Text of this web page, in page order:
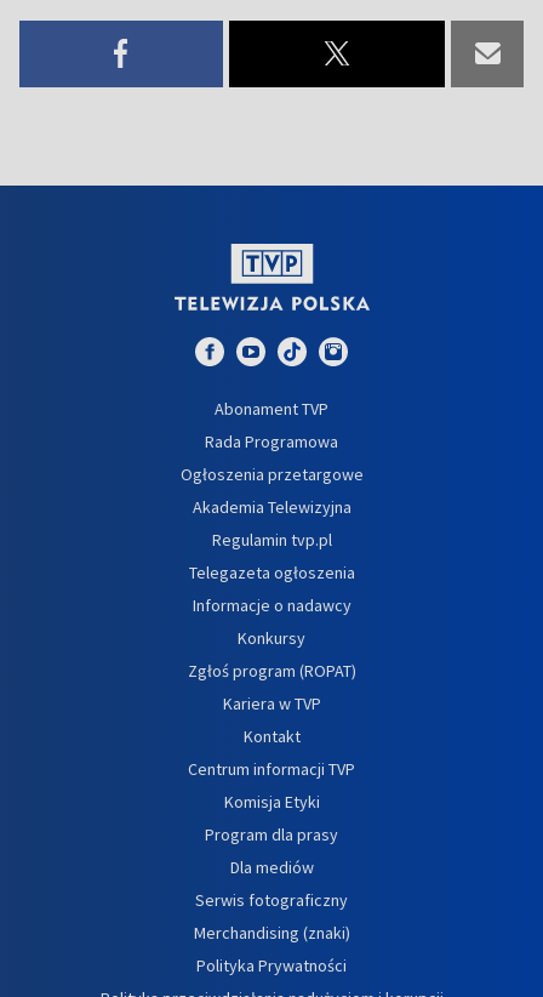
Abonament TVP
Rada Programowa
Ogłoszenia przetargowe
Akademia Telewizyjna
Regulamin tvp.pl
Telegazeta ogłoszenia
Informacje o nadawcy
Konkursy
Zgłoś program (ROPAT)
Kariera w TVP
Kontakt
Centrum informacji TVP
Komisja Etyki
Program dla prasy
Dla mediów
Serwis fotograficzny
Merchandising (znaki)
Polityka Prywatności